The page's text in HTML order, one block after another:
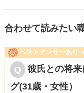
5.ノンバーバルコミ
り、軽く肩に触れる
す。
合わせて読みたい
ベストアンサーあり
彼氏との将
グ(31歳・女性）